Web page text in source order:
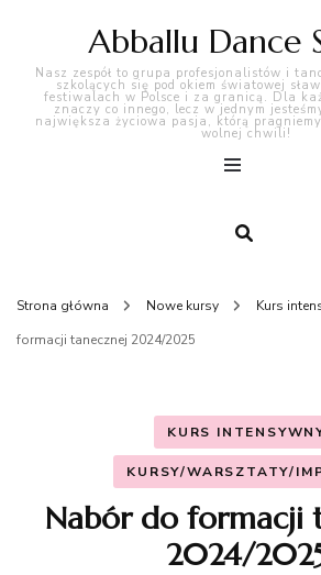
Abballu Dance
Nasz zespół to grupa profesjonalistów i
szkolących się pod okiem światowej
festiwalach w Polsce i za granicą. Dla
znaczy co innego, lecz w jednym
największa życiowa pasja, którą
wolnej chwili!
Strona główna Nowe kursy Kurs
formacji tanecznej 2024/2025
KURS
KURSY/WARSZTATY/
Nabór do formacji
2024/